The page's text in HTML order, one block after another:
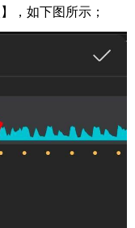
，如下图所示；